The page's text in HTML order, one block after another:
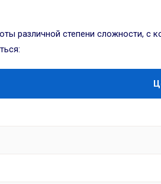
различной степени сложности, с